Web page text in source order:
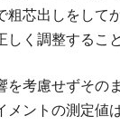
粗芯出しをして
しく調整するこ
を考慮せずその
メントの測定値